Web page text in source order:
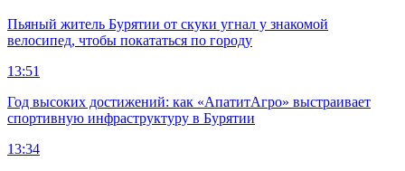
Пьяный житель Бурятии от скуки угнал у знакомой
велосипед, чтобы покататься по городу
13:51
Год высоких достижений: как «АпатитАгро» выстраивает
спортивную инфраструктуру в Бурятии
13:34